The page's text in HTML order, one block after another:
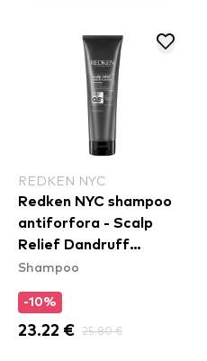
REDKEN NYC
Redken NYC shampoo
antiforfora - Scalp
Relief Dandruff
Shampoo
Shampoo
-10%
23.22 € 25.80 €